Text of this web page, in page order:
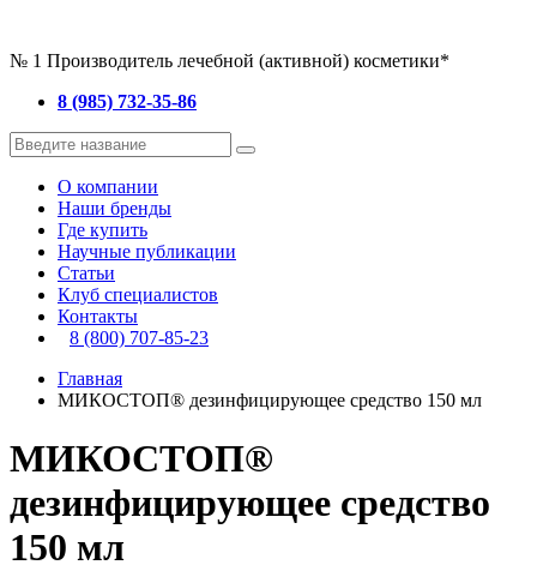
№ 1 Производитель лечебной (активной) косметики*
8 (985) 732-35-86
О компании
Наши бренды
Где купить
Научные публикации
Статьи
Клуб специалистов
Контакты
8 (800) 707-85-23
Главная
МИКОСТОП® дезинфицирующее средство 150 мл
МИКОСТОП®
дезинфицирующее средство
150 мл